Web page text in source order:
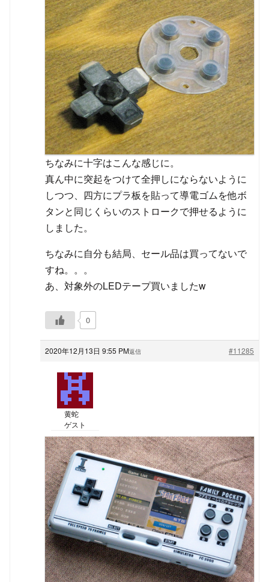
ちなみに十字はこんな感じに。
真ん中に突起をつけて全押しにならないように
しつつ、四方にプラ板を貼って導電ゴムを他ボ
タンと同じくらいのストロークで押せるように
しました。
ちなみに自分も結局、セール品は買ってないで
すね。。。
あ、対象外のLEDテープ買いましたw
0
2020年12月13日 9:55 PM #11285
返信
黄蛇
ゲスト